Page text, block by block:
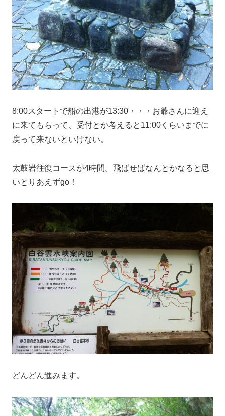
8:00スタートで船の出港が13:30・・・お爺さんに迎え
に来てもらって、受付とか考えると11:00くらいまでに
戻って来ないといけない。
太鼓岩往復コースが4時間。飛ばせばなんとかなると思
いとりあえずgo！
どんどん進みます。